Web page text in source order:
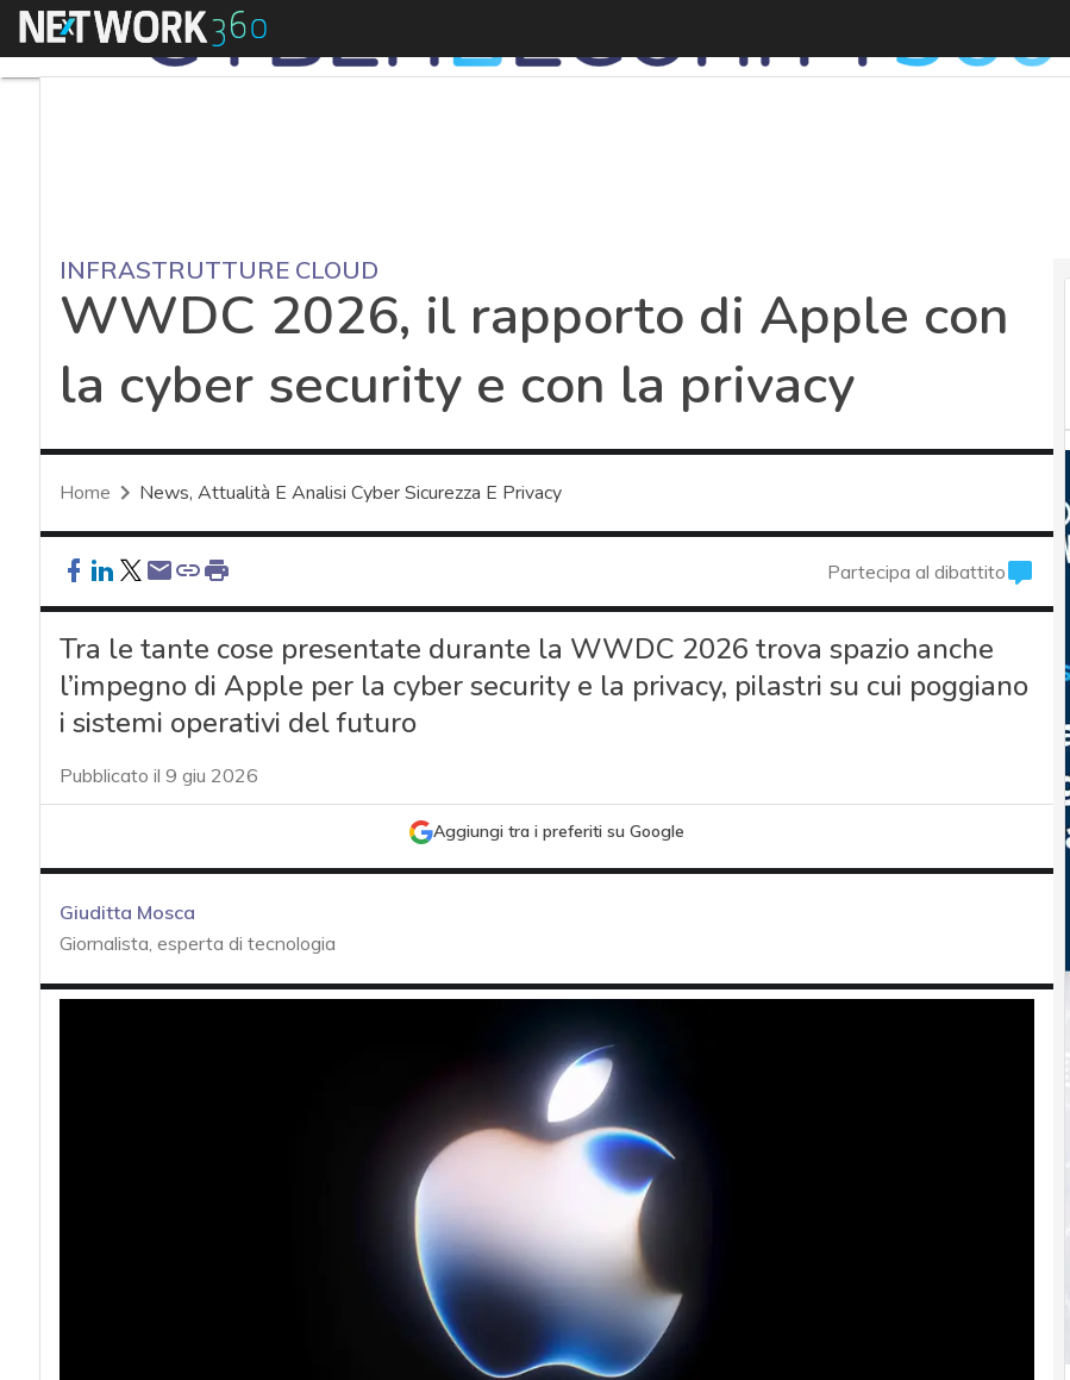
Menu
INFRASTRUTTURE CLOUD
WWDC 2026, il rapporto di Apple con
la cyber security e con la privacy
Home News, Attualità E Analisi Cyber Sicurezza E Privacy
Partecipa al dibattito
Tra le tante cose presentate durante la WWDC 2026 trova spazio anche
l’impegno di Apple per la cyber security e la privacy, pilastri su cui poggiano
i sistemi operativi del futuro
Pubblicato il 9 giu 2026
Aggiungi tra i preferiti su Google
Giuditta Mosca
Giornalista, esperta di tecnologia